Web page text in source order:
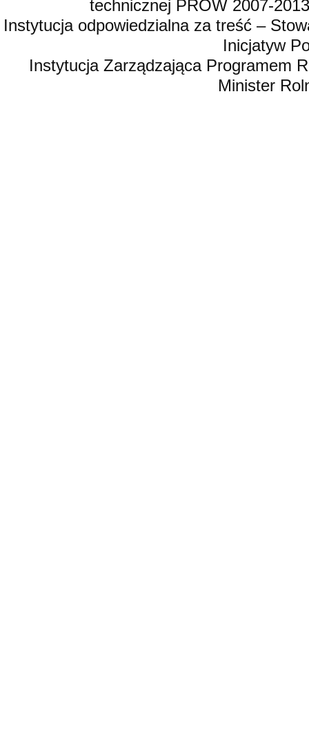
technicznej PROW 2007-
Instytucja odpowiedzialna za treść –
Inicjatyw
Instytucja Zarządzająca Programem
Minister